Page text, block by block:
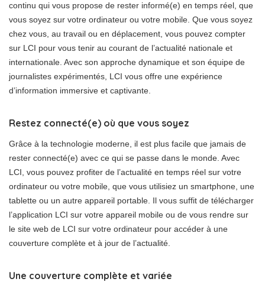
continu qui vous propose de rester informé(e) en temps réel, que
vous soyez sur votre ordinateur ou votre mobile. Que vous soyez
chez vous, au travail ou en déplacement, vous pouvez compter
sur LCI pour vous tenir au courant de l’actualité nationale et
internationale. Avec son approche dynamique et son équipe de
journalistes expérimentés, LCI vous offre une expérience
d’information immersive et captivante.
Restez connecté(e) où que vous soyez
Grâce à la technologie moderne, il est plus facile que jamais de
rester connecté(e) avec ce qui se passe dans le monde. Avec
LCI, vous pouvez profiter de l’actualité en temps réel sur votre
ordinateur ou votre mobile, que vous utilisiez un smartphone, une
tablette ou un autre appareil portable. Il vous suffit de télécharger
l’application LCI sur votre appareil mobile ou de vous rendre sur
le site web de LCI sur votre ordinateur pour accéder à une
couverture complète et à jour de l’actualité.
Une couverture complète et variée